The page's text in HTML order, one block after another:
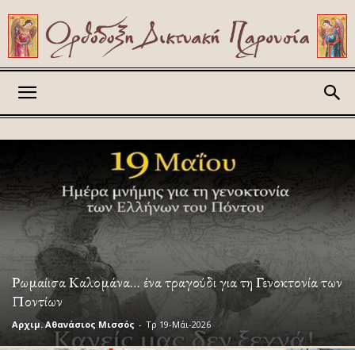
Ρωμαίισα Καλομάνα… ένα τραγούδι για τη Γενοκτονία των
Ποντίων
Αρχιμ. Αθανάσιος Μισσός - Τρ 19-Μάι-2026